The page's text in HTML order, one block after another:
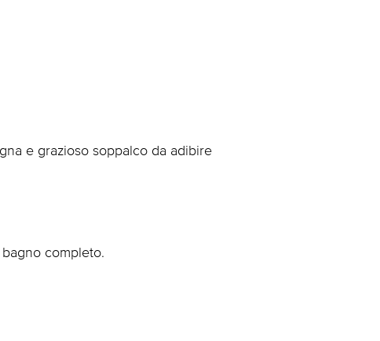
e grazioso soppalco da adibire
completo.